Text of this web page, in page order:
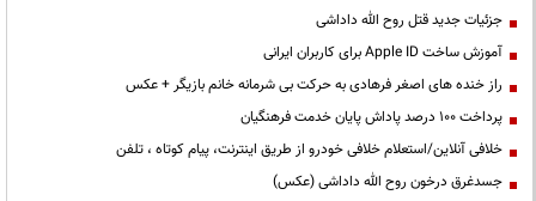
جزئیات جدید قتل روح الله داداشی
آموزش ساخت Apple ID برای کاربران ایرانی
راز خنده های اصغر فرهادی به حرکت بی شرمانه خانم بازیگر + عکس
پرداخت ۱۰۰ درصد پاداش پایان خدمت فرهنگیان
خلافی آنلاین/استعلام خلافی خودرو از طریق اینترنت، پیام کوتاه ، تلفن
جسدغرق درخون روح الله داداشی (عکس)